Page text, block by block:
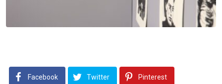
Facebook Twitter Pinterest